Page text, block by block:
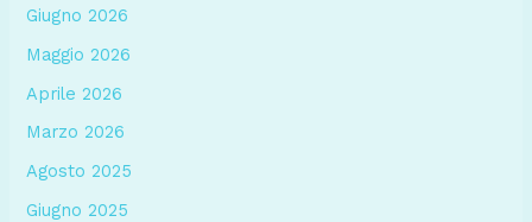
Giugno 2026
Maggio 2026
Aprile 2026
Marzo 2026
Agosto 2025
Giugno 2025